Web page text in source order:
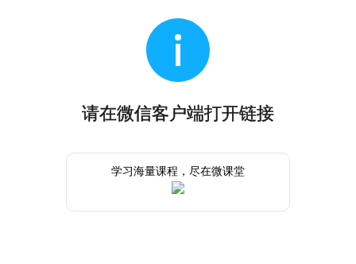
请在微信客户端打开链接
学习海量课程，尽在微课堂